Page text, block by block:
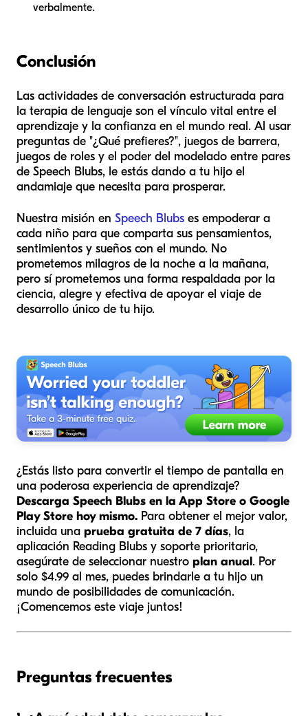
verbalmente.
Conclusión
Las actividades de conversación estructurada para
la terapia de lenguaje son el vínculo vital entre el
aprendizaje y la confianza en el mundo real. Al usar
preguntas de "¿Qué prefieres?", juegos de barrera,
juegos de roles y el poder del modelado entre pares
de Speech Blubs, le estás dando a tu hijo el
andamiaje que necesita para prosperar.
Nuestra misión en Speech Blubs es empoderar a
cada niño para que comparta sus pensamientos,
sentimientos y sueños con el mundo. No
prometemos milagros de la noche a la mañana,
pero sí prometemos una forma respaldada por la
ciencia, alegre y efectiva de apoyar el viaje de
desarrollo único de tu hijo.
¿Estás listo para convertir el tiempo de pantalla en
una poderosa experiencia de aprendizaje?
Descarga Speech Blubs en la App Store o Google
Play Store hoy mismo. Para obtener el mejor valor,
incluida una prueba gratuita de 7 días, la
aplicación Reading Blubs y soporte prioritario,
asegúrate de seleccionar nuestro plan anual. Por
solo $4.99 al mes, puedes brindarle a tu hijo un
mundo de posibilidades de comunicación.
¡Comencemos este viaje juntos!
Preguntas frecuentes